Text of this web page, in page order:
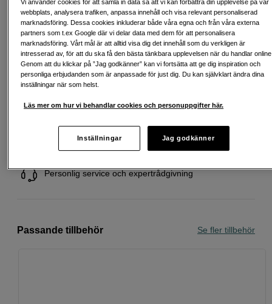
Startavgift 579 SEK, aviavgift 45 SEK/mån tillkommer
riskerar du en betalningsanmärkning. Det kan leda till svårigheter att få hyra
bostad, teckna abonnemang och få nya lån. För stöd, vänd dig till budget-
och skuldrådgivningen i din kommun. Kontaktuppgifter finns på
konsumentverket.se (öppnas i ny flik)
Fri frakt vid köp över 1 500 kronor
Köp nu och betala inom 30 dagar
Personlig service och expertrådgivning
Passande tillbehör Se fler tillbehör
Vi använder cookies för att samla in data så att vi kan förbättra din upplevelse på vår
webbplats, analysera trafiken, anpassa innehåll och visa relevant personaliserad
marknadsföring. Dessa cookies inkluderar både våra egna och från våra externa
partners som t.ex Google där vi delar data med dem för att personalisera
marknadsföring. Vårt mål är att alltid visa dig det innehåll som du verkligen är
intresserad av, för att du ska få den bästa tänkbara upplevelsen när du handlar
Genom att du klickar på ”Jag godkänner” kan vi fortsätta att ge dig inspiration och
personliga erbjudanden som är anpassade för just dig. Du kan självklart ändra dina
inställningar när som helst.
Läs mer om hur vi behandlar cookies och personuppgifter här.
Inställningar Jag godkänner